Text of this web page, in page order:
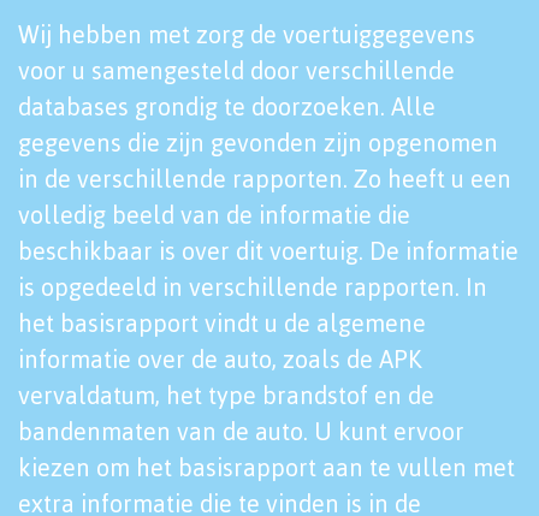
Wij hebben met zorg de voertuiggegevens
voor u samengesteld door verschillende
databases grondig te doorzoeken. Alle
gegevens die zijn gevonden zijn opgenomen
in de verschillende rapporten. Zo heeft u een
volledig beeld van de informatie die
beschikbaar is over dit voertuig. De informatie
is opgedeeld in verschillende rapporten. In
het basisrapport vindt u de algemene
informatie over de auto, zoals de APK
vervaldatum, het type brandstof en de
bandenmaten van de auto. U kunt ervoor
kiezen om het basisrapport aan te vullen met
extra informatie die te vinden is in de